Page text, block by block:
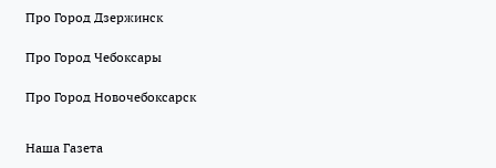
Про Город Дзержинск
Про Город Чебоксары
Про Город Новочебоксарск
Наша Газета